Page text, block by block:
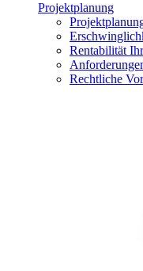
Projektplanung
Rentabilität
Rechtliche